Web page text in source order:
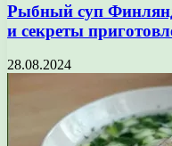
Рыбный суп
и секреты
28.08.2024